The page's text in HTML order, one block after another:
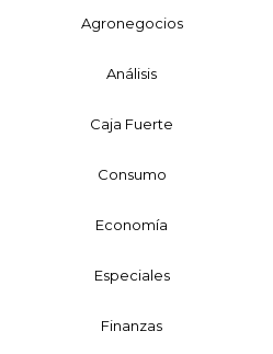
Agronegocios
Análisis
Caja Fuerte
Consumo
Economía
Especiales
Finanzas